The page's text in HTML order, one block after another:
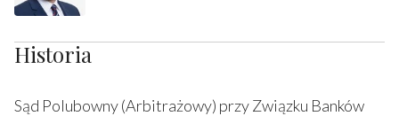
Historia
Sąd Polubowny (Arbitrażowy) przy Związku Banków